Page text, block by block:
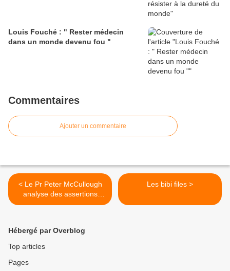
Louis Fouché : " Rester médecin
dans un monde devenu fou "
Commentaires
Ajouter un commentaire
< Le Pr Peter McCullough
analyse des assertions
scientifiques d'Emmanuel
Les bibi files >
Hébergé par Overblog
Top articles
Pages